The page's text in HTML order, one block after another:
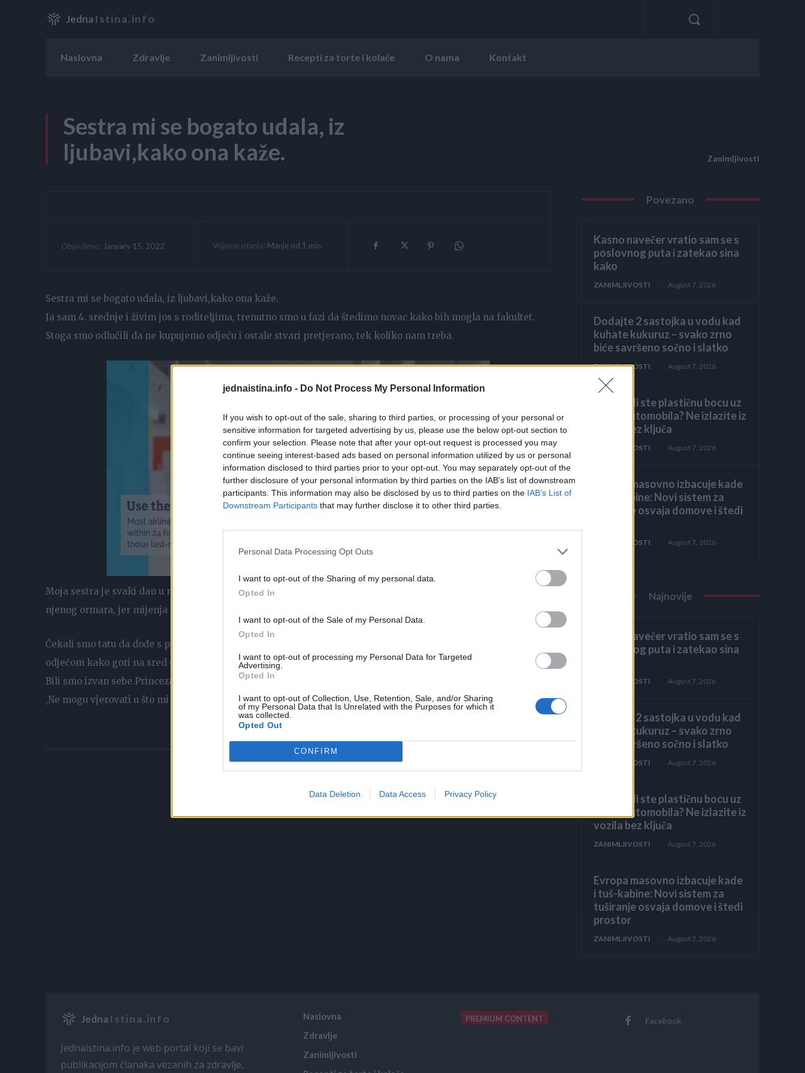
jednaistina.info - Do Not Process My Personal Information
If you wish to opt-out of the sale, sharing to third parties, or processing of your personal or
sensitive information for targeted advertising by us, please use the below opt-out section to
confirm your selection. Please note that after your opt-out request is processed you may
continue seeing interest-based ads based on personal information utilized by us or personal
information disclosed to third parties prior to your opt-out. You may separately opt-out of the
further disclosure of your personal information by third parties on the IAB’s list of downstream
participants. This information may also be disclosed by us to third parties on the IAB’s List of
Downstream Participants that may further disclose it to other third parties.
Personal Data Processing Opt Outs
I want to opt-out of the Sharing of my personal data.
Opted In
I want to opt-out of the Sale of my Personal Data.
Opted In
I want to opt-out of processing my Personal Data for Targeted
Advertising.
Opted In
I want to opt-out of Collection, Use, Retention, Sale, and/or Sharing
of my Personal Data that Is Unrelated with the Purposes for which it
was collected.
Opted Out
CONFIRM
Data Deletion Data Access Privacy Policy
Jedna Istina.info
Naslovna Zdravlje Zanimljivosti Recepti za torte i kolače O nama Kontakt
Sestra mi se bogato udala, iz
ljubavi,kako ona kaže.
Zanimljivosti
Objavljeno: January 15, 2022 Vrijeme citanja: Manje od 1 min.
Sestra mi se bogato udala, iz ljubavi,kako ona kaže.
Ja sam 4. srednje i živim jos s roditeljima, trenutno smo u fazi da štedimo novac kako bih mogla na fakultet.
Stoga smo odlučili da ne kupujemo odjeću i ostale stvari pretjerano, tek koliko nam treba.
Moja sestra je svaki dan u novim dizajnerskim krpicama. Nedavno nas je zvala da si dođemo izabrati odjeću iz
njenog ormara, jer mijenja svu garderobu.
Čekali smo tatu da dođe s posla da možemo ici autom, a kada smo došli zatekao nas je prizor ormara punog
odjećom kako gori na sred dvorišta.
Bili smo izvan sebe.Princeza je mislila da nećemo doći, jer nam je trebalo 3 sata, a ona nema toliko vremena.
,Ne mogu vjerovati u što mi se sestra pretvorila. Dotakla je dno dna, a misli da je na vrhu.
Povezano
Kasno navečer vratio sam se s
poslovnog puta i zatekao sina
kako
ZANIMLJIVOSTI August 7, 2026
Dodajte 2 sastojka u vodu kad
kuhate kukuruz – svako zrno
biće savršeno sočno i slatko
ZANIMLJIVOSTI August 7, 2026
Primijetili ste plastičnu bocu uz
točak automobila? Ne izlazite iz
vozila bez ključa
ZANIMLJIVOSTI August 7, 2026
Evropa masovno izbacuje kade
i tuš-kabine: Novi sistem za
tuširanje osvaja domove i štedi
ZANIMLJIVOSTI August 7, 2026
Najnovije
Kasno navečer vratio sam se s
poslovnog puta i zatekao sina
ZANIMLJIVOSTI August 7, 2026
Dodajte 2 sastojka u vodu kad
kuhate kukuruz – svako zrno
biće savršeno sočno i slatko
ZANIMLJIVOSTI August 7, 2026
Primijetili ste plastičnu bocu uz
točak automobila? Ne izlazite iz
vozila bez ključa
ZANIMLJIVOSTI August 7, 2026
Evropa masovno izbacuje kade
i tuš-kabine: Novi sistem za
tuširanje osvaja domove i štedi
prostor
ZANIMLJIVOSTI August 7, 2026
Jedna Istina.info
Jednaistina.info je web portal koji se bavi
publikacijom članaka vezanih za zdravlje,
Naslovna
Zdravlje
Zanimljivosti
PREMIUM CONTENT Facebook